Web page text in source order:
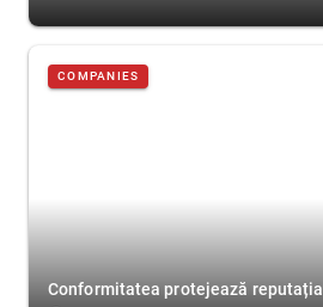
COMPANIES
Conformitatea protejează reputația